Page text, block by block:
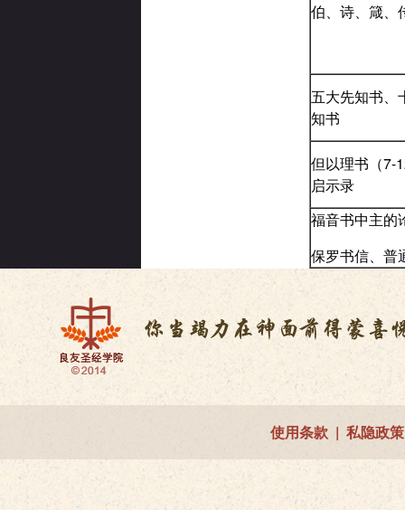
伯、诗、箴、
五大先知书、
知书
但以理书（7-
启示录
福音书中主的
保罗书信、普
使用条款| 私隐政策